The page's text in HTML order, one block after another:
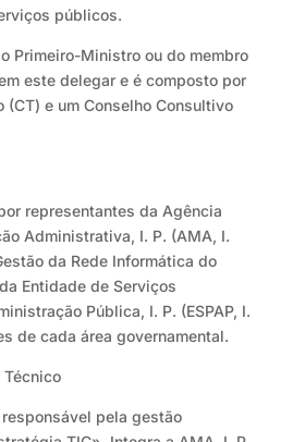
públicos.
Primeiro-Ministro ou do membro
este delegar e é composto por
(CT) e um Conselho Consultivo
representantes da Agência
Administrativa, I. P. (AMA, I.
da Rede Informática do
Entidade de Serviços
Pública, I. P. (ESPAP, I.
de cada área governamental.
Técnico
pela gestão